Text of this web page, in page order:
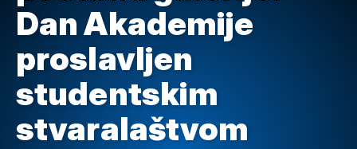
Dan Akademije
proslavljen
studentskim
stvaralaštvom